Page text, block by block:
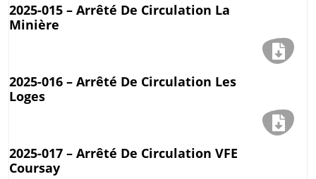
2025-015 – Arrêté De Circulation La
Minière
2025-016 – Arrêté De Circulation Les
Loges
2025-017 – Arrêté De Circulation VFE
Coursay